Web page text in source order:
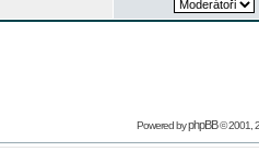
Powered byphpBB© 2001,